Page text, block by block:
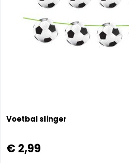
Voetbal slinger
€ 2,99